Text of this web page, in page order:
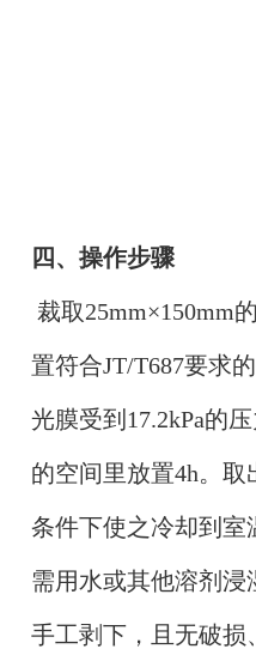
四、操作步骤
裁取25mm×150mm
置符合JT/T687要求
光膜受到17.2kPa的
的空间里放置4h。
条件下使之冷却到
需用水或其他溶剂浸
手工剥下，且无破损